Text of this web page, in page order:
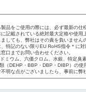
品をご使用の際には、必ず最新の
記載されている絶対最大定格や使
しても、弊社はその責を負いません
特記のない限りEU RoHS指令＊に
口までお問い合わせください。
ミウム、六価クロム、水銀、特定臭
・BBP・DBP・DIBP）の使
明な点がございましたら、事前に